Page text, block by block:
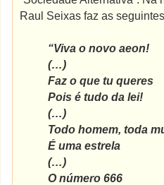
Raul Seixas faz as
“Viva o novo aeon!
(…)
Faz o que tu queres
Pois é tudo da lei!
(…)
Todo homem, toda
É uma estrela
(…)
O número 666